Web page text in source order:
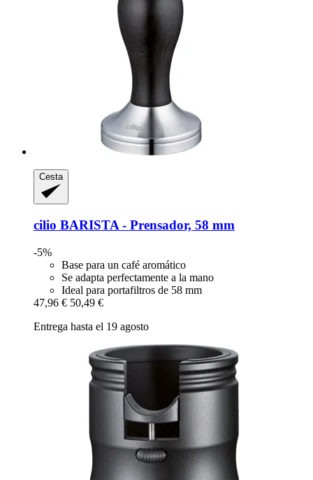
Cesta
cilio BARISTA -​ Prensador, 58 mm
-5%
Base para un café aromático
Se adapta perfectamente a la mano
Ideal para portafiltros de 58 mm
47,96 € 50,49 €
Entrega hasta el 19 agosto